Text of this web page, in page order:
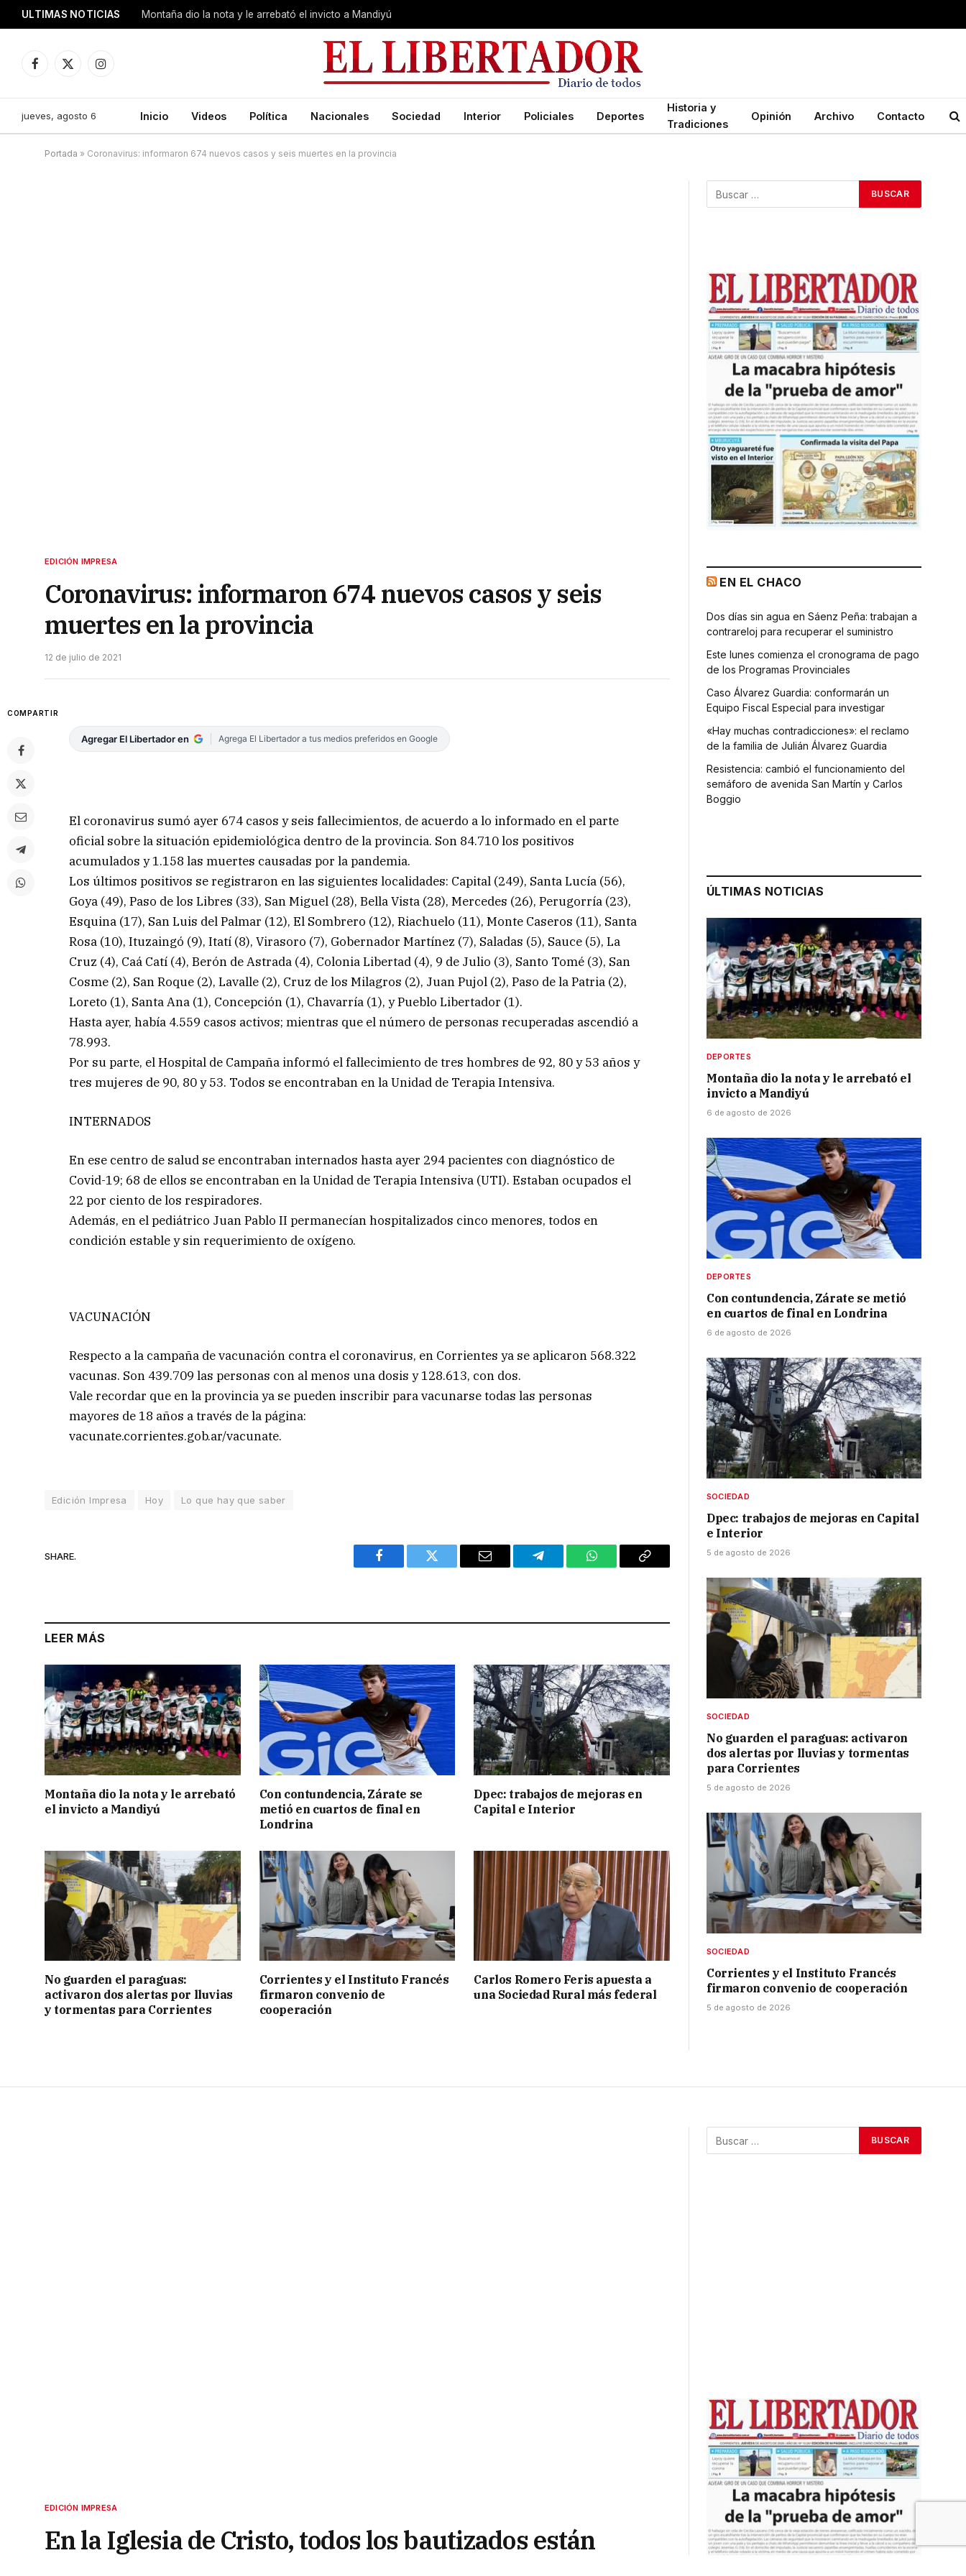
ULTIMAS NOTICIAS Montaña dio la nota y le arrebató el invicto a Mandiyú
Facebook
X
Instagram
jueves, agosto 6 Inicio Videos Política Nacionales Sociedad Interior Policiales Deportes
Historia y
Tradiciones
Opinión Archivo Contacto
Portada » Coronavirus: informaron 674 nuevos casos y seis muertes en la provincia
EDICIÓN IMPRESA
Coronavirus: informaron 674 nuevos casos y seis
muertes en la provincia
12 de julio de 2021
COMPARTIR
Agregar El Libertador en Agrega El Libertador a tus medios preferidos en Google
El coronavirus sumó ayer 674 casos y seis fallecimientos, de acuerdo a lo informado en el parte
oficial sobre la situación epidemiológica dentro de la provincia. Son 84.710 los positivos
acumulados y 1.158 las muertes causadas por la pandemia.
Los últimos positivos se registraron en las siguientes localidades: Capital (249), Santa Lucía (56),
Goya (49), Paso de los Libres (33), San Miguel (28), Bella Vista (28), Mercedes (26), Perugorría (23),
Esquina (17), San Luis del Palmar (12), El Sombrero (12), Riachuelo (11), Monte Caseros (11), Santa
Rosa (10), Ituzaingó (9), Itatí (8), Virasoro (7), Gobernador Martínez (7), Saladas (5), Sauce (5), La
Cruz (4), Caá Catí (4), Berón de Astrada (4), Colonia Libertad (4), 9 de Julio (3), Santo Tomé (3), San
Cosme (2), San Roque (2), Lavalle (2), Cruz de los Milagros (2), Juan Pujol (2), Paso de la Patria (2),
Loreto (1), Santa Ana (1), Concepción (1), Chavarría (1), y Pueblo Libertador (1).
Hasta ayer, había 4.559 casos activos; mientras que el número de personas recuperadas ascendió a
78.993.
Por su parte, el Hospital de Campaña informó el fallecimiento de tres hombres de 92, 80 y 53 años y
tres mujeres de 90, 80 y 53. Todos se encontraban en la Unidad de Terapia Intensiva.
INTERNADOS
En ese centro de salud se encontraban internados hasta ayer 294 pacientes con diagnóstico de
Covid-19; 68 de ellos se encontraban en la Unidad de Terapia Intensiva (UTI). Estaban ocupados el
22 por ciento de los respiradores.
Además, en el pediátrico Juan Pablo II permanecían hospitalizados cinco menores, todos en
condición estable y sin requerimiento de oxígeno.
VACUNACIÓN
Respecto a la campaña de vacunación contra el coronavirus, en Corrientes ya se aplicaron 568.322
vacunas. Son 439.709 las personas con al menos una dosis y 128.613, con dos.
Vale recordar que en la provincia ya se pueden inscribir para vacunarse todas las personas
mayores de 18 años a través de la página:
vacunate.corrientes.gob.ar/vacunate.
Edición Impresa Hoy Lo que hay que saber
SHARE.
Facebook Twitter Email Telegram WhatsAppCopy
LEER MÁS
Montaña dio la nota y le arrebató
el invicto a Mandiyú
Con contundencia, Zárate se
metió en cuartos de final en
Londrina
Dpec: trabajos de mejoras en
Capital e Interior
No guarden el paraguas:
activaron dos alertas por lluvias
y tormentas para Corrientes
Corrientes y el Instituto Francés
firmaron convenio de
cooperación
Carlos Romero Feris apuesta a
una Sociedad Rural más federal
EN EL CHACO
Dos días sin agua en Sáenz Peña: trabajan a
contrareloj para recuperar el suministro
Este lunes comienza el cronograma de pago
de los Programas Provinciales
Caso Álvarez Guardia: conformarán un
Equipo Fiscal Especial para investigar
«Hay muchas contradicciones»: el reclamo
de la familia de Julián Álvarez Guardia
Resistencia: cambió el funcionamiento del
semáforo de avenida San Martín y Carlos
Boggio
ÚLTIMAS NOTICIAS
DEPORTES
Montaña dio la nota y le arrebató el
invicto a Mandiyú
6 de agosto de 2026
DEPORTES
Con contundencia, Zárate se metió
en cuartos de final en Londrina
6 de agosto de 2026
SOCIEDAD
Dpec: trabajos de mejoras en Capital
e Interior
5 de agosto de 2026
SOCIEDAD
No guarden el paraguas: activaron
dos alertas por lluvias y tormentas
para Corrientes
5 de agosto de 2026
SOCIEDAD
Corrientes y el Instituto Francés
firmaron convenio de cooperación
5 de agosto de 2026
EDICIÓN IMPRESA
En la Iglesia de Cristo, todos los bautizados están